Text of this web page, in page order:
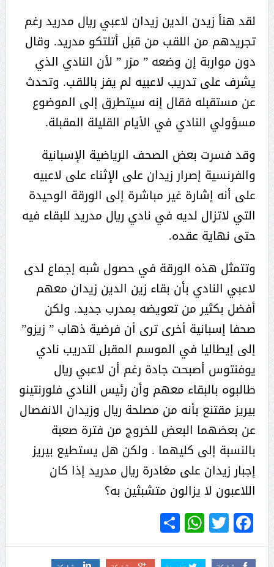
لقد هنأ زيدن الدين زيدان لاعبي ريال مدريد رغم
تجريدهم من اللقب من قبل أتلتكو مدريد. وقال
دون مواربة إن وضعه ” مزر ” لأن النادي الذي
يشرف على تدريب لاعبيه لم يفز باللقب. وتحدث
عن مستقبله فقال إنه سيتطرق إلى الموضوع
مسؤولي النادي في الأيام القليلة المقبلة.
وقد فسرت بعض الصحف الرياضية الإسبانية
والفرنسية إصرار زيدان على الإثناء على لاعبيه
على أنه إشارة غير مباشرة إلى الورقة الوحيدة
التي لاتزال لديه في نادي ريال مدريد للبقاء فيه
حتى نهاية عقده.
وتتمثل هذه الورقة في حصول شبه إجماع لدى
لاعبي النادي بأن بقاء زين الدين زيدان معهم
أفضل بكثير من تعويضه بمدرب جديد. ولكن
صحفا إسبانية أخرى ترى أن فرضية ذهاب ” زيزو”
إلى إيطاليا في الموسم المقبل لتدريب نادي
يوفنتوس أصبحت جادة رغم أن لاعبي ريال
طالبوه بالبقاء معهم وأن رئيس النادي فلورنتينو
بيريز مقتنع بأنه من مصلحة ريال وزيدان الانفصال
عن بعضهما البعض للخروج من فترة صعبة
بالنسبة إلى كليهما . ولكن هل يستطيع بيريز
إجبار زيدان على مغادرة ريال مدريد إذا كان
اللاعبون لا يزالون متشبثين به؟
Facebook
Twitter
WhatsApp
Share